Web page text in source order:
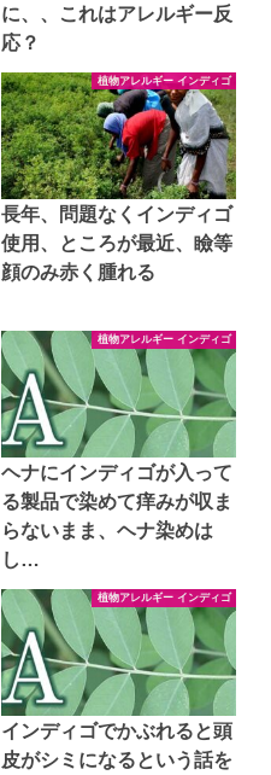
に、、これはアレルギー反
応？
植物アレルギー インディゴ
長年、問題なくインディゴ
使用、ところが最近、瞼等
顔のみ赤く腫れる
植物アレルギー インディゴ
ヘナにインディゴが入って
る製品で染めて痒みが収ま
らないまま、ヘナ染めは
し…
植物アレルギー インディゴ
インディゴでかぶれると頭
皮がシミになるという話を